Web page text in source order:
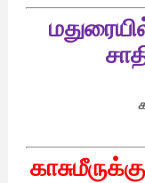
காசுமீருக்கு